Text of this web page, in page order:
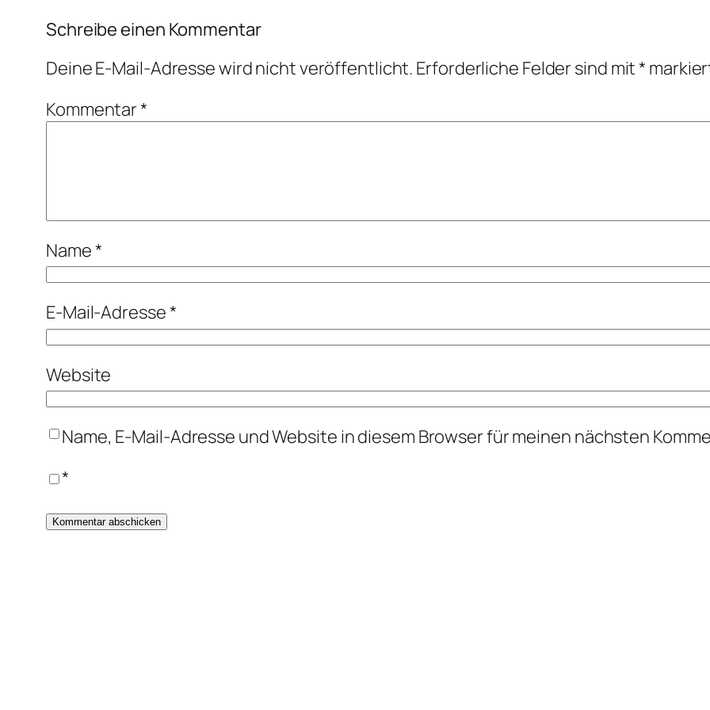
Schreibe einen Kommentar
Deine E-Mail-Adresse wird nicht veröffentlicht. Erforderliche Felder sind mit*
Kommentar*
Name*
E-Mail-Adresse*
Website
Name, E-Mail-Adresse und Website in diesem Browser für meinen nächsten
*